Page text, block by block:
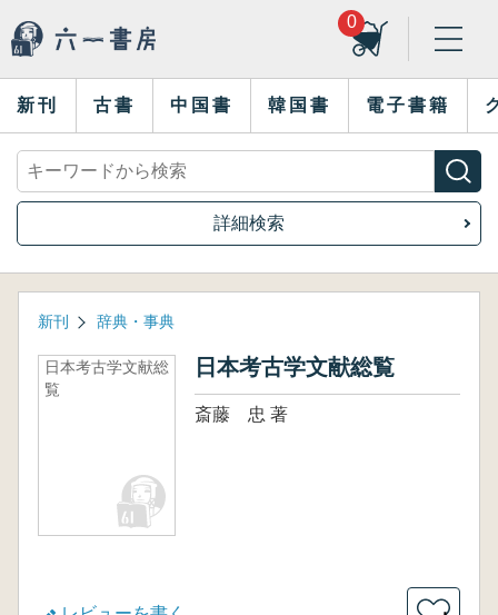
0
新刊 古書 中国書 韓国書 電子書籍
詳細検索
新刊 辞典・事典
日本考古学文献総
覧
日本考古学文献総覧
斎藤 忠 著